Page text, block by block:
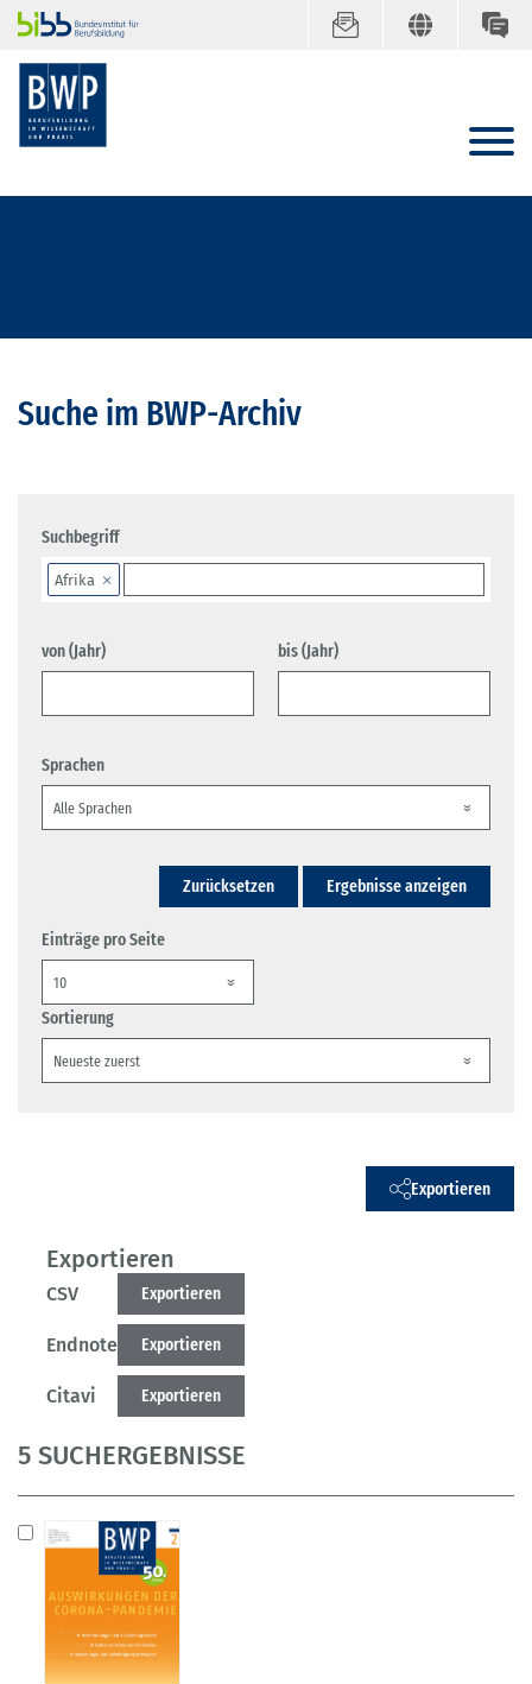
Suche im BWP-Archiv
Suchbegriff
Afrika
von (Jahr) bis (Jahr)
Sprachen
Zurücksetzen Ergebnisse anzeigen
Einträge pro Seite
Sortierung
Exportieren
Exportieren
CSV Exportieren
Endnote Exportieren
Citavi Exportieren
5 SUCHERGEBNISSE